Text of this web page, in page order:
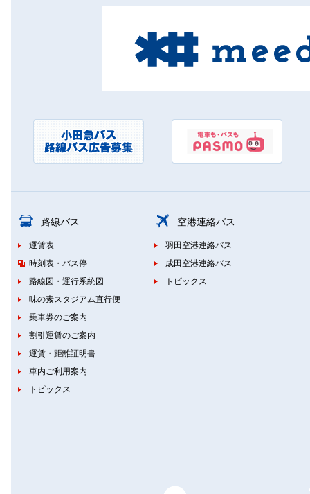
路線バス
運賃表
時刻表・バス停
路線図・運行系統図
味の素スタジアム直行便
乗車券のご案内
割引運賃のご案内
運賃・距離証明書
車内ご利用案内
トピックス
空港連絡バス
羽田空港連絡バス
成田空港連絡バス
トピックス